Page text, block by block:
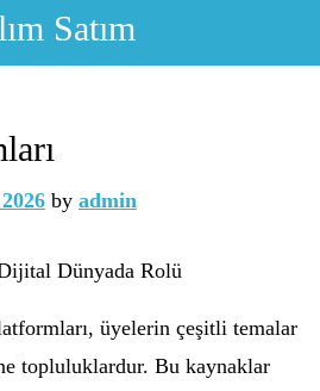
Satım
by admin
Dünyada Rolü
üyelerin çeşitli temalar
topluluklardur. Bu kaynaklar